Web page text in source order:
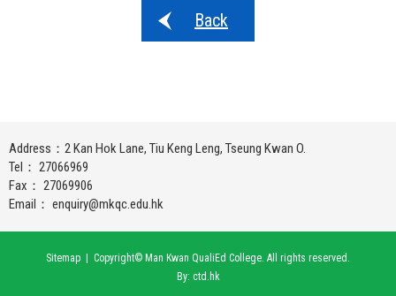
Back
Address：2 Kan Hok Lane, Tiu Keng Leng, Tseung Kwan O.
Tel： 27066969
Fax： 27069906
Email： enquiry@mkqc.edu.hk
Sitemap | Copyright© Man Kwan QualiEd College. All rights reserved.
By: ctd.hk